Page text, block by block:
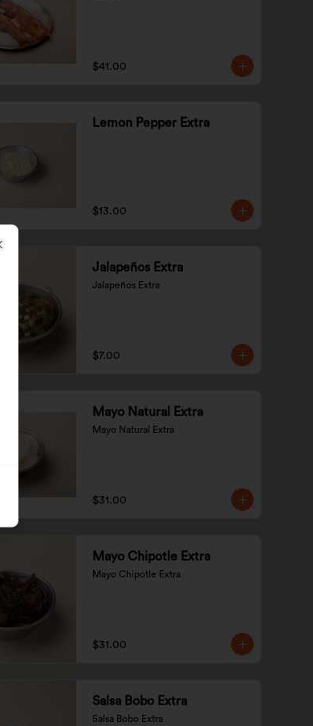
$41.00
Lemon Pepper Extra
$13.00
Jalapeños Extra
Jalapeños Extra
$7.00
Mayo Natural Extra
Mayo Natural Extra
$31.00
Mayo Chipotle Extra
Mayo Chipotle Extra
$31.00
Salsa Bobo Extra
Salsa Bobo Extra